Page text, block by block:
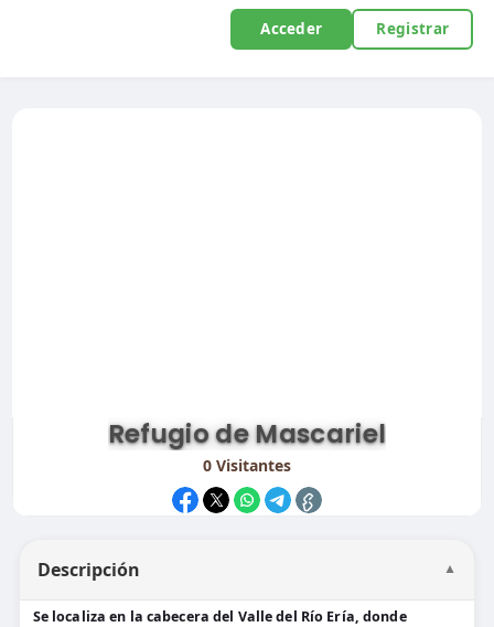
Acceder Registrar
Refugio de Mascariel
0Visitantes
Descripción ▼
Se localiza en la cabecera del Valle del Río Ería, donde